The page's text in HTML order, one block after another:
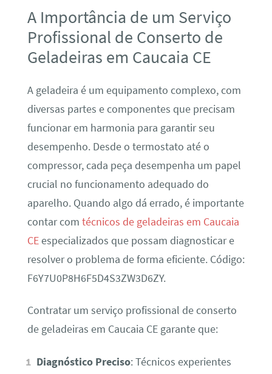
A Importância de um Serviço
Profissional de Conserto de
Geladeiras em Caucaia CE
A geladeira é um equipamento complexo, com
diversas partes e componentes que precisam
funcionar em harmonia para garantir seu
desempenho. Desde o termostato até o
compressor, cada peça desempenha um papel
crucial no funcionamento adequado do
aparelho. Quando algo dá errado, é importante
contar com técnicos de geladeiras em Caucaia
CEespecializados que possam diagnosticar e
resolver o problema de forma eficiente. Código:
F6Y7U0P8H6F5D4S3ZW3D6ZY.
Contratar um serviço profissional de conserto
de geladeiras em Caucaia CE garante que:
Diagnóstico Preciso: Técnicos experientes